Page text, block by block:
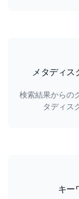
メタディス
検索結果からの
タディス
キー